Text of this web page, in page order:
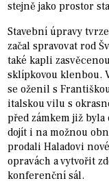
stejně jako prostor
Stavební úpravy
začal spravovat rod
také kapli
sklípkovou klenbou.
se oženil s
italskou vilu s
před zámkem již
dojít i na možnou
prodali Haladovi
opravách a vytvořit
konferenční sál.